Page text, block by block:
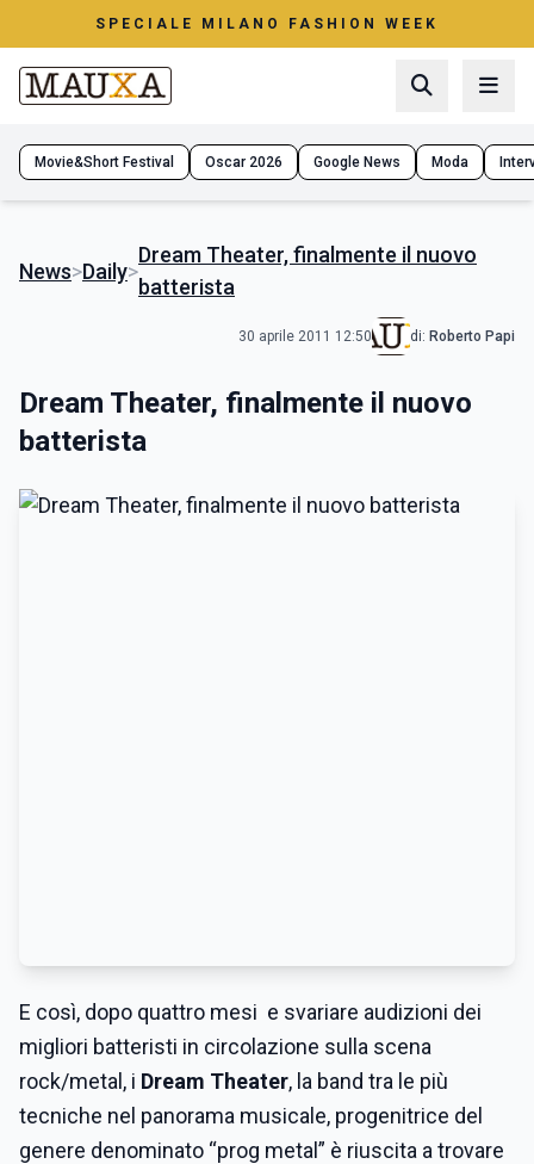
SPECIALE MILANO FASHION WEEK
Movie&Short Festival Oscar 2026 Google News Moda
News>Daily>
Dream Theater, finalmente il nuovo
batterista
30 aprile 2011 12:50 di: Roberto Papi
Dream Theater, finalmente il nuovo
batterista
E così, dopo quattro mesi e svariare audizioni dei
migliori batteristi in circolazione sulla scena
rock/metal, i Dream Theater, la band tra le più
tecniche nel panorama musicale, progenitrice del
genere denominato “prog metal” è riuscita a trovare